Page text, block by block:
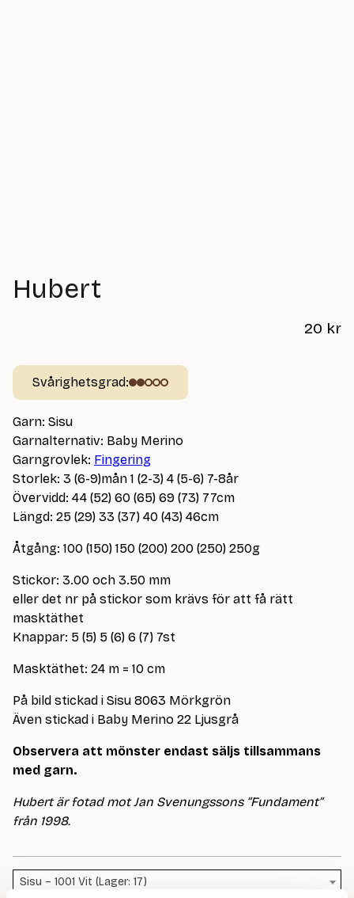
Hubert
20 kr
Svårighetsgrad:
Garn: Sisu
Garnalternativ: Baby Merino
Garngrovlek: Fingering
Storlek: 3 (6-9)mån 1 (2-3) 4 (5-6) 7-8år
Övervidd: 44 (52) 60 (65) 69 (73) 77cm
Längd: 25 (29) 33 (37) 40 (43) 46cm
Åtgång: 100 (150) 150 (200) 200 (250) 250g
Stickor: 3.00 och 3.50 mm
eller det nr på stickor som krävs för att få rätt
masktäthet
Knappar: 5 (5) 5 (6) 6 (7) 7st
Masktäthet: 24 m = 10 cm
På bild stickad i Sisu 8063 Mörkgrön
Även stickad i Baby Merino 22 Ljusgrå
Observera att mönster endast säljs tillsammans
med garn.
Hubert är fotad mot Jan Svenungssons “Fundament”
från 1998.
Sisu – 1001 Vit (Lager: 17)